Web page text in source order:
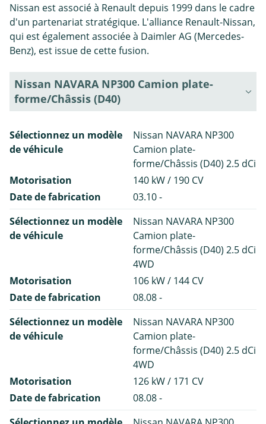
Nissan est associé à Renault depuis 1999 dans le cadre
d'un partenariat stratégique. L'alliance Renault-Nissan,
qui est également associée à Daimler AG (Mercedes-
Benz), est issue de cette fusion.
Nissan NAVARA NP300 Camion plate-
forme/Châssis (D40)
Sélectionnez un modèle
de véhicule
Nissan NAVARA NP300
Camion plate-
forme/Châssis (D40) 2.5 dCi
Motorisation
140 kW / 190 CV
Date de fabrication
03.10 -
Sélectionnez un modèle
de véhicule
Nissan NAVARA NP300
Camion plate-
forme/Châssis (D40) 2.5 dCi
4WD
Motorisation
106 kW / 144 CV
Date de fabrication
08.08 -
Sélectionnez un modèle
de véhicule
Nissan NAVARA NP300
Camion plate-
forme/Châssis (D40) 2.5 dCi
4WD
Motorisation
126 kW / 171 CV
Date de fabrication
08.08 -